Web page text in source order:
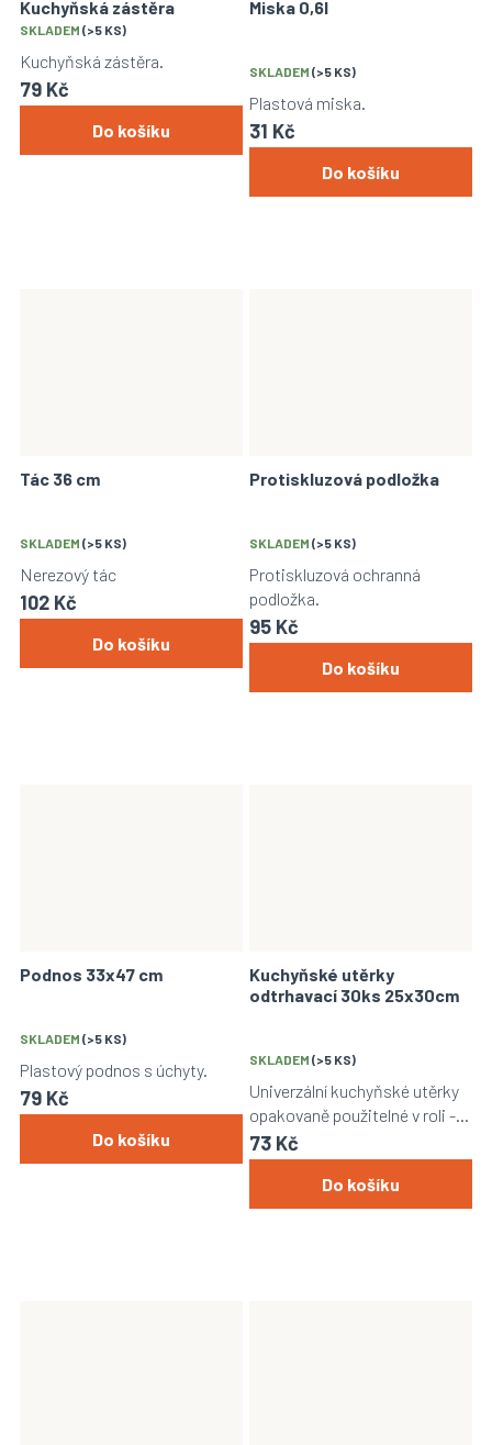
Kuchyňská zástěra
Průměrné
hodnocení
produktu
je
5
SKLADEM (>5 KS)
79 Kč
Do košíku
Kuchyňská zástěra.
Miska 0,6l
SKLADEM (>5 KS)
31 Kč
Do košíku
Plastová miska.
Tác 36 cm
SKLADEM (>5 KS)
102 Kč
Do košíku
Nerezový tác
Protiskluzová podložka
SKLADEM (>5 KS)
95 Kč
Do košíku
Protiskluzová ochranná
podložka.
Podnos 33x47 cm
SKLADEM (>5 KS)
79 Kč
Do košíku
Plastový podnos s úchyty.
Kuchyňské utěrky
odtrhavací 30ks 25x30cm
SKLADEM (>5 KS)
73 Kč
Do košíku
Univerzální kuchyňské utěrky
opakovaně použitelné v roli -
role obsahuje 30 kusů utěrek.